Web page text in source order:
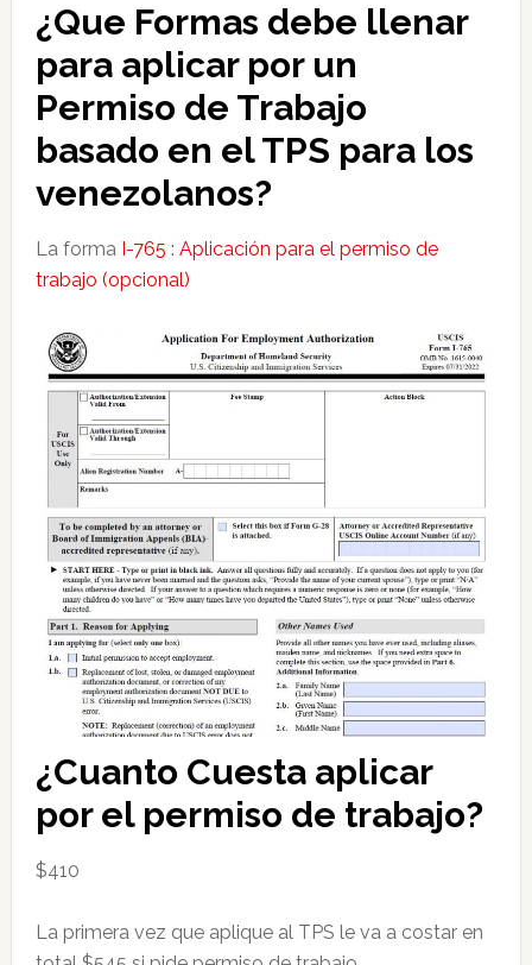
¿Que Formas debe llenar
para aplicar por un
Permiso de Trabajo
basado en el TPS para los
venezolanos?
La forma I-765 : Aplicación para el permiso de
trabajo (opcional)
¿Cuanto Cuesta aplicar
por el permiso de trabajo?
$410
La primera vez que aplique al TPS le va a costar en